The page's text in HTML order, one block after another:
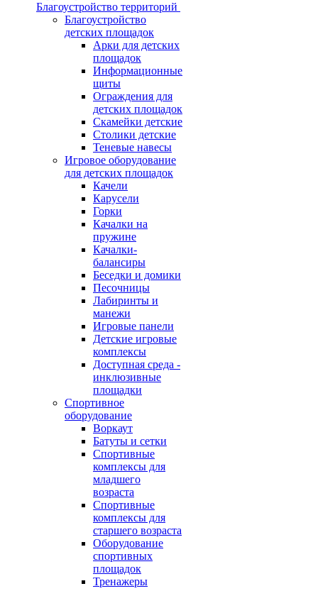
Благоустройство территорий
Благоустройство
детских площадок
Арки для детских
площадок
Информационные
щиты
Ограждения для
детских площадок
Скамейки детские
Столики детские
Теневые навесы
Игровое оборудование
для детских площадок
Качели
Карусели
Горки
Качалки на
пружине
Качалки-
балансиры
Беседки и домики
Песочницы
Лабиринты и
манежи
Игровые панели
Детские игровые
комплексы
Доступная среда -
инклюзивные
площадки
Спортивное
оборудование
Воркаут
Батуты и сетки
Спортивные
комплексы для
младшего
возраста
Спортивные
комплексы для
старшего возраста
Оборудование
спортивных
площадок
Тренажеры